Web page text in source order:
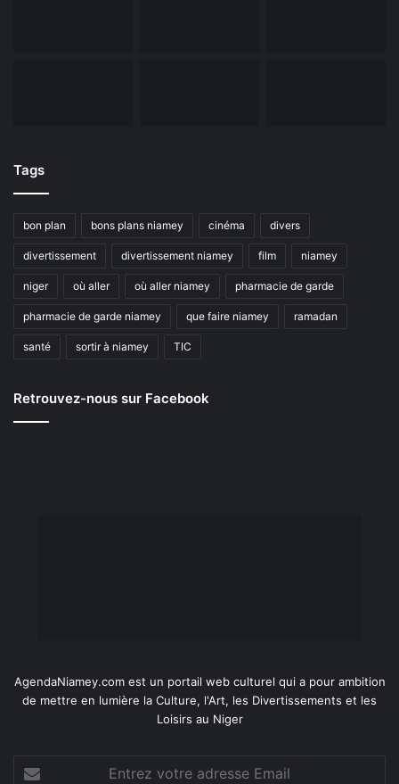
Tags
bon plan bons plans niamey cinéma divers
divertissement divertissement niamey film niamey
niger où aller où aller niamey pharmacie de garde
pharmacie de garde niamey que faire niamey ramadan
santé sortir à niamey TIC
Retrouvez-nous sur Facebook
AgendaNiamey.com est un portail web culturel qui a pour ambition
de mettre en lumière la Culture, l'Art, les Divertissements et les
Loisirs au Niger
Entrez